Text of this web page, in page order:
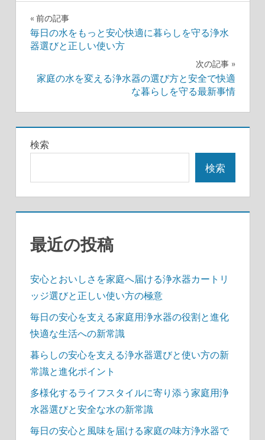
投
稿
ゲ
ー
シ
ョ
ン
前の記事
毎日の水をもっと安心快適に暮らしを守る浄水
器選びと正しい使い方
次の記事
家庭の水を変える浄水器の選び方と安全で快適
な暮らしを守る最新事情
検索
検索
最近の投稿
安心とおいしさを家庭へ届ける浄水器カートリ
ッジ選びと正しい使い方の極意
毎日の安心を支える家庭用浄水器の役割と進化
快適な生活への新常識
暮らしの安心を支える浄水器選びと使い方の新
常識と進化ポイント
多様化するライフスタイルに寄り添う家庭用浄
水器選びと安全な水の新常識
毎日の安心と風味を届ける家庭の味方浄水器で